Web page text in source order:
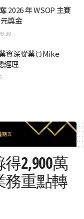
2026 年 WSOP 主賽
獎金
資深從業員Mike
經理
2,900萬
務重點轉